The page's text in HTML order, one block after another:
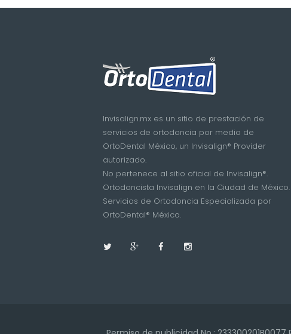
Invisalign.mx es un sitio de prestación de
servicios de ortodoncia por medio de
OrtoDental México, un Invisalign® Provider
autorizado.
No pertenece al sitio oficial de Invisalign®.
Ortodoncista Invisalign en la Ciudad de México.
Servicios de Ortodoncia Especializada por
OrtoDental® México.